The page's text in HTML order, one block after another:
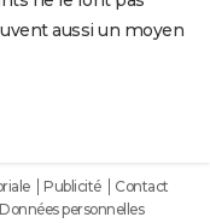
aussi un moyen
Publicité
Contact
Données personnelles